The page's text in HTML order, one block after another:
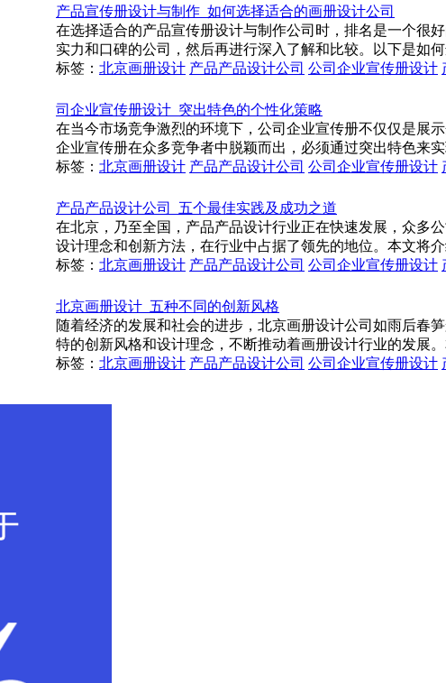
产品宣传册设计与制作_如何选择适合的画册设计公司
在选择适合的产品宣传册设计与制作公司时，排名是一个很
实力和口碑的公司，然后再进行深入了解和比较。以下是如
标签： 北京画册设计 产品产品设计公司 公司企业宣传册设计
司企业宣传册设计_突出特色的个性化策略
在当今市场竞争激烈的环境下，公司企业宣传册不仅仅是展
企业宣传册在众多竞争者中脱颖而出，必须通过突出特色来
标签： 北京画册设计 产品产品设计公司 公司企业宣传册设计
产品产品设计公司_五个最佳实践及成功之道
在北京，乃至全国，产品产品设计行业正在快速发展，众多
设计理念和创新方法，在行业中占据了领先的地位。本文将
标签： 北京画册设计 产品产品设计公司 公司企业宣传册设计
北京画册设计_五种不同的创新风格
随着经济的发展和社会的进步，北京画册设计公司如雨后春
特的创新风格和设计理念，不断推动着画册设计行业的发展
标签： 北京画册设计 产品产品设计公司 公司企业宣传册设计